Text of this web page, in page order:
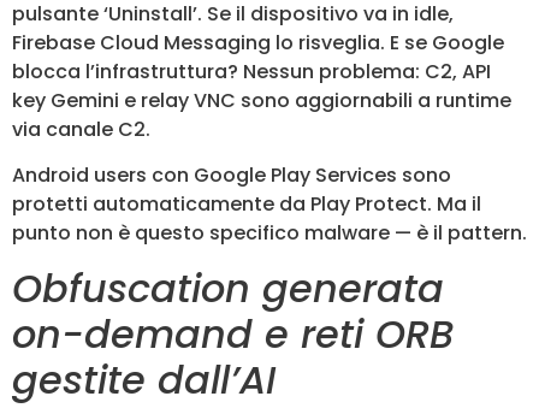
pulsante ‘Uninstall’. Se il dispositivo va in idle,
Firebase Cloud Messaging lo risveglia. E se Google
blocca l’infrastruttura? Nessun problema: C2, API
key Gemini e relay VNC sono aggiornabili a runtime
via canale C2.
Android users con Google Play Services sono
protetti automaticamente da Play Protect. Ma il
punto non è questo specifico malware — è il pattern.
Obfuscation generata
on-demand e reti ORB
gestite dall’AI